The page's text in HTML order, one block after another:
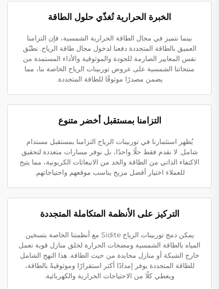
الخبرة الحرارية تُغذّي حلول الطاقة
بينما نتميز في مجال الطاقة الحرارية الشمسية، فإن التزامنا
العميق بالطاقة المتجددة دفعنا لدخول مجال طاقة الرياح. نطبّق
نفس المعايير الصارمة للجودة والموثوقية والأداء المستمدة من
منتجاتنا الشمسية على عروض توربينات الرياح الخاصة بنا، مما
يضمن مصدرًا موثوقًا للطاقة المتجددة.
التزامنا بمستقبل أخضر متنوع
يُظهر استثمارنا في توربينات الرياح التزامنا بمستقبل مستدام
شامل. لا نقدم فقط حلًا واحدًا، بل نوفر مسارات متعددة لتحقيق
الاكتفاء الذاتي من الطاقة والحد من الانبعاثات الكربونية، مما يتيح
للعملاء اختيار أفضل مزيج يناسب موقعهم واحتياجاتهم.
التركيز على الأنظمة المتكاملة المتجددة
يمكن دمج توربينات الرياح Sidite مع أنظمتنا الخاصة بتسخين
المياه بالطاقة الشمسية ومضخات الحرارة لخلق منازل قوية تعمل
خارج الشبكة أو منازل محايدة من حيث الطاقة. هذا النهج الشامل
للطاقة المتجددة يوفر إمدادًا أكثر استقرارًا وموثوقيةً بالطاقة،
ويغطي كلًا من الاحتياجات الحرارية والكهربائية.